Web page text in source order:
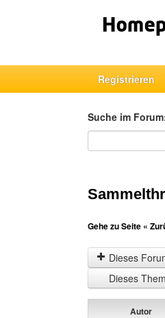
Registrieren
Suche im
Suche im Forum
Gehe zu Seite «
Dieses
Dieses
Autor